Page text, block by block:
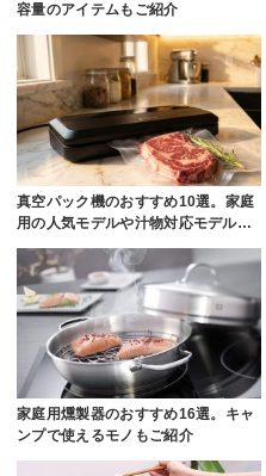
容量のアイテムもご紹介
真空パック機のおすすめ10選。家庭
用の人気モデルや汁物対応モデル…
家庭用燻製器のおすすめ16選。キャ
ンプで使えるモノもご紹介